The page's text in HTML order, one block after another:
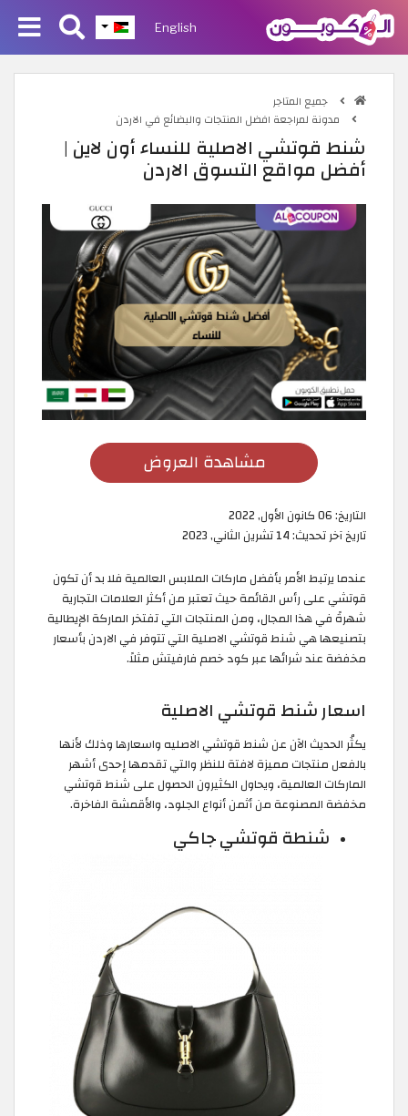
English
جميع المتاجر
مدونة لمراجعة افضل المنتجات والبضائع في الاردن
شنط قوتشي الاصلية للنساء أون لاين |
أفضل مواقع التسوق الاردن
مشاهدة العروض
التاريخ:06 كانون الأول, 2022
تاريخ آخر تحديث:14 تشرين الثاني, 2023
عندما يرتبط الأمر بأفضل ماركات الملابس العالمية فلا بد أن تكون
قوتشي على رأس القائمة حيث تعتبر من أكثر العلامات التجارية
شهرةً في هذا المجال، ومن المنتجات التي تفتخر الماركة الإيطالية
بتصنيعها هي شنط قوتشي الاصلية التي تتوفر في الاردن بأسعار
مخفضة عند شرائها عبر كود خصم فارفيتش مثلاً.
اسعار شنط قوتشي الاصلية
يكثُر الحديث الآن عن شنط قوتشي الاصليه واسعارها وذلك لأنها
بالفعل منتجات مميزة لافتة للنظر والتي تقدمها إحدى أشهر
الماركات العالمية، ويحاول الكثيرون الحصول على شنط قوتشي
مخفضة المصنوعة من أثمن أنواع الجلود، والأقمشة الفاخرة.
شنطة قوتشي جاكي